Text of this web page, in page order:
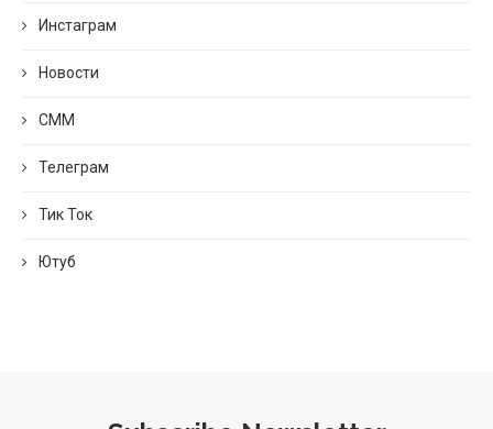
Инстаграм
Новости
СММ
Телеграм
Тик Ток
Ютуб